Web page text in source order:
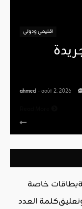
اقليمي ودولي
من جريدة
ahmed - août 2, 2026
بطاقات خاصة
كلمة العدد